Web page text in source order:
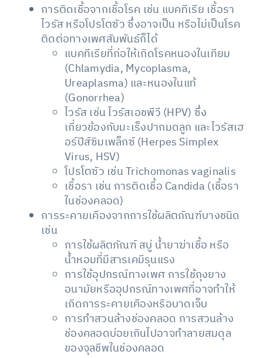
การติดเชื้อจากเชื้อโรค เช่น แบคทีเรีย เชื้อรา
ไวรัส หรือโปรโตซัว ซึ่งอาจเป็น หรือไม่เป็นโรค
ติดต่อทางเพศสัมพันธ์ก็ได้
แบคทีเรียที่ก่อให้เกิดโรคหนองในเทียม
(Chlamydia, Mycoplasma,
Ureaplasma) และหนองในแท้
(Gonorrhea)
ไวรัส เช่น ไวรัสเอชพีวี (HPV) ซึ่ง
เกี่ยวข้องกับมะเร็งปากมดลูก และไวรัสเฮ
อร์ปีส์ซิมเพล็กซ์ (Herpes Simplex
Virus, HSV)
โปรโตซัว เช่น Trichomonas vaginalis
เชื้อรา เช่น การติดเชื้อ Candida (เชื้อรา
ในช่องคลอด)
การระคายเคืองจากการใช้ผลิตภัณฑ์บางชนิด
เช่น
การใช้ผลิตภัณฑ์ สบู่ น้ำยาฆ่าเชื้อ หรือ
น้ำหอมที่มีสารเคมีรุนแรง
การใช้อุปกรณ์ทางเพศ การใช้ถุงยาง
อนามัยหรืออุปกรณ์ทางเพศที่อาจทำให้
เกิดการระคายเคืองหรือบาดเจ็บ
การทำสวนล้างช่องคลอด การสวนล้าง
ช่องคลอดบ่อยเกินไปอาจทำลายสมดุล
ของจุลชีพในช่องคลอด